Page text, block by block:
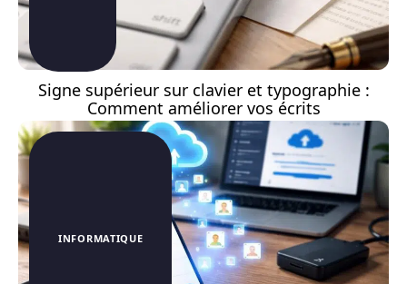
Signe supérieur sur clavier et typographie :
Comment améliorer vos écrits
INFORMATIQUE